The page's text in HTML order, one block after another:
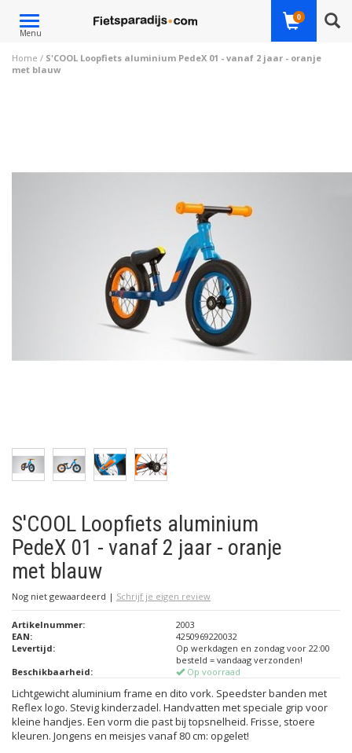
Toggle
navigation
Menu
0
Home / S'COOL Loopfiets aluminium PedeX 01 - vanaf 2 jaar - oranje
met blauw
S'COOL Loopfiets aluminium
PedeX 01 - vanaf 2 jaar - oranje
met blauw
Nog niet gewaardeerd | Schrijf je eigen review
Artikelnummer:
2003
EAN:
4250969220032
Levertijd:
Op werkdagen en zondag voor 22:00
besteld = vandaag verzonden!
Beschikbaarheid:
Op voorraad
Lichtgewicht aluminium frame en dito vork. Speedster banden met
Reflex logo. Stevig kinderzadel. Handvatten met speciale grip voor
kleine handjes. Een vorm die past bij topsnelheid. Frisse, stoere
kleuren. Jongens en meisjes vanaf 80 cm: opgelet!